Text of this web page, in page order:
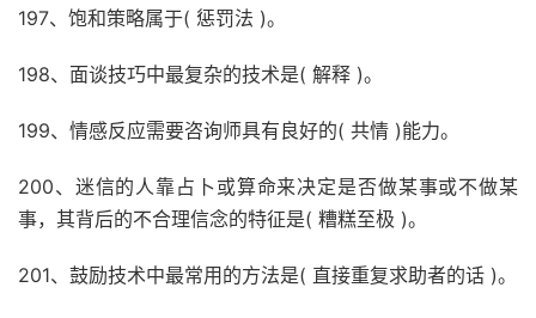
197、饱和策略属于( 惩罚法 )。
198、面谈技巧中最复杂的技术是( 解释 )。
199、情感反应需要咨询师具有良好的( 共情 )能力。
200、迷信的人靠占卜或算命来决定是否做某事或不做某
事，其背后的不合理信念的特征是( 糟糕至极 )。
201、鼓励技术中最常用的方法是( 直接重复求助者的话 )。